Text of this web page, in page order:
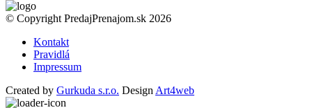
© Copyright PredajPrenajom.sk 2026
Kontakt
Pravidlá
Impressum
Created by Gurkuda s.r.o. Design Art4web